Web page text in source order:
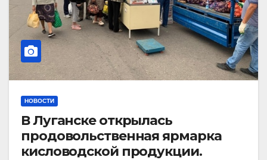
НОВОСТИ
В Луганске открылась
продовольственная ярмарка
кисловодской продукции.